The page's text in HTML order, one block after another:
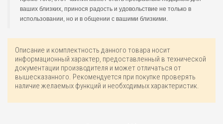
ваших близких, принося радость и удовольствие не только в
использовании, но и в общении с вашими близкими.
Описание и комплектность данного товара носит
информационный характер, предоставленный в технической
документации производителя и может отличаться от
вышесказанного. Рекомендуется при покупке проверять
наличие желаемых функций и необходимых характеристик.